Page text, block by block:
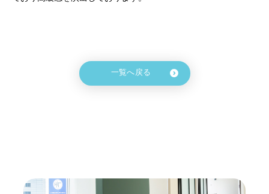
一覧へ戻る